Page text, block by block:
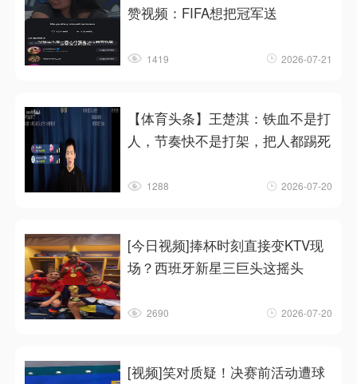
赞视频：FIFA想把冠军送
1419 2026-07-21
【体育头条】王楚淇：铁血不是打
人，节奏快不是打架，把人都踢死
1288 2026-07-20
[今日视频]捧杯时刻直接变KTV现
场？西班牙新星三巨头这摇头
2690 2026-07-20
[视频]笑对质疑！决赛前活动遭球